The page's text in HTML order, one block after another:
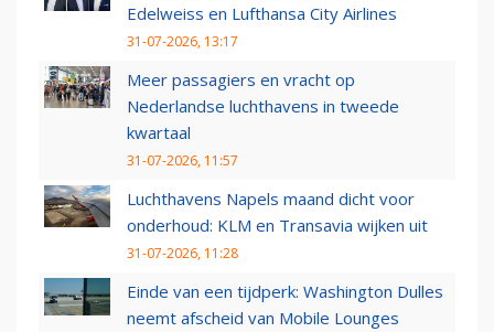
Edelweiss en Lufthansa City Airlines
31-07-2026, 13:17
Meer passagiers en vracht op
Nederlandse luchthavens in tweede
kwartaal
31-07-2026, 11:57
Luchthavens Napels maand dicht voor
onderhoud: KLM en Transavia wijken uit
31-07-2026, 11:28
Einde van een tijdperk: Washington Dulles
neemt afscheid van Mobile Lounges